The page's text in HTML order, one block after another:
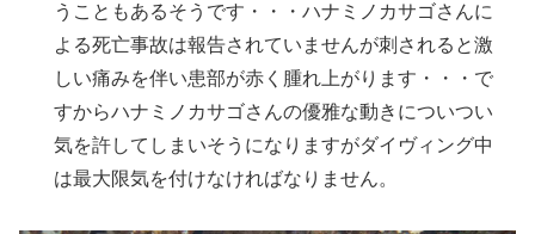
うこともあるそうです・・・ハナミノカサゴさんに
よる死亡事故は報告されていませんが刺されると激
しい痛みを伴い患部が赤く腫れ上がります・・・で
すからハナミノカサゴさんの優雅な動きについつい
気を許してしまいそうになりますがダイヴィング中
は最大限気を付けなければなりません。